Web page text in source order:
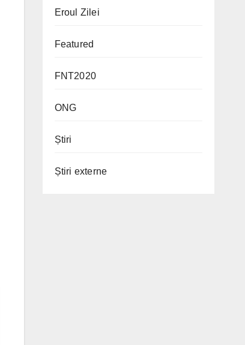
Eroul Zilei
Featured
FNT2020
ONG
Știri
Știri externe